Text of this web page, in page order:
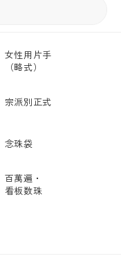
女性用片手
（略式）
宗派別正式
念珠袋
百萬遍・
看板数珠